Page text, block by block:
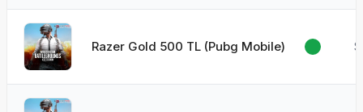
Razer Gold 500 TL (Pubg Mobile)